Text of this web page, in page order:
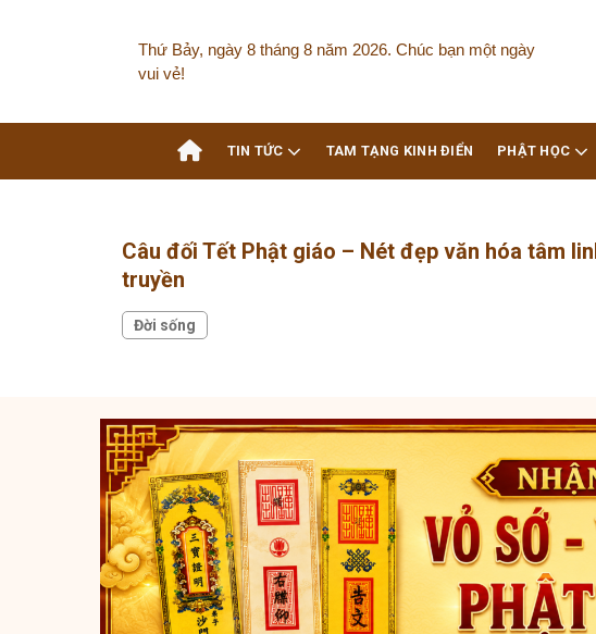
Thứ Bảy, ngày 8 tháng 8 năm 2026. Chúc bạn một ngày
vui vẻ!
TIN TỨC TAM TẠNG KINH ĐIỂN PHẬT HỌC
Câu đối Tết Phật giáo – Nét đẹp văn hóa tâm
truyền
Đời sống